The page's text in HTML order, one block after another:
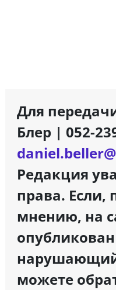
Для
Блер | 052-
Редакция
права. Если,
мнению, на
можете